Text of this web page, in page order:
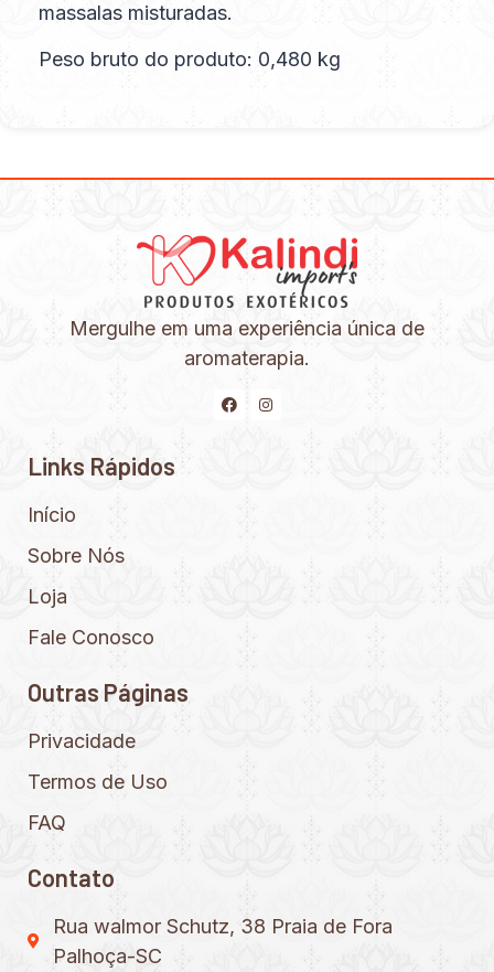
massalas misturadas.
Peso bruto do produto: 0,480 kg
Mergulhe em uma experiência única de
aromaterapia.
Links Rápidos
Início
Sobre Nós
Loja
Fale Conosco
Outras Páginas
Privacidade
Termos de Uso
FAQ
Contato
Rua walmor Schutz, 38 Praia de Fora
Palhoça-SC